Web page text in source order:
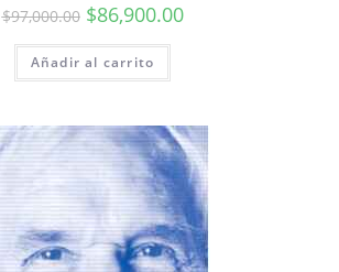
$97,000.00 $86,900.00
Añadir al carrito